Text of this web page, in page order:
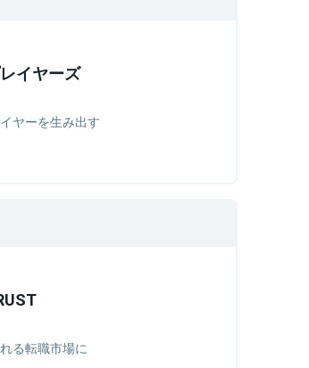
イヤーズ
ヤーを生み出す
る転職市場に